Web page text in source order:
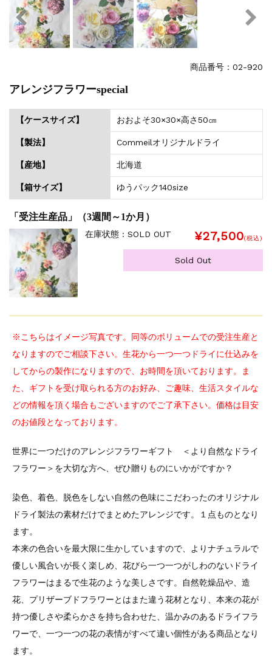
商品番号：02-920
アレンジフラワーspecial
【ケースサイズ】 おおよそ30×30×高さ50㎝
【製法】 Commeilオリジナルドライ
【産地】 北海道
【箱サイズ】 ゆうパック140size
「受注生産品」（3週間～1か月）
在庫状態 : SOLD OUT ¥27,500(税込)
Sold Out
※こちらはイメージ写真です。同等のボリュームでの受注生産と
なりますのでご相談下さい。生花から一つ一つドライに仕込みを
してからの製作になりますので、お時間を頂いております。ま
た、ギフトを受け取られる方のお好み、ご趣味、生活スタイルな
どの情報を頂く場合もございますのでご了承下さい。価格は目安
のお値段となっております。
世界に一つだけのアレンジフラワーギフト ＜より自然なドライ
フラワー＞を大切な方へ、ぜひ贈りものにいかがですか？
染色、着色、脱色をしない自然の色味にこだわったのオリジナル
ドライ製法の素材だけでまとめたアレンジです。１点ものとなり
ます。
本来の色合いを最大限に生かしていますので、よりナチュラルで
優しい風合いが長く楽しめ、花びら一つ一つがしわのないドライ
フラワーはまるで生花のような美しさです。自然乾燥品や、造
花、プリザーブドフラワーとはまた違う花材となり、本来の花が
持つ優しさや柔らかさを持ち合わせた、温かみのあるドライフラ
ワーで、一つ一つの花の表情がすべて違い個性がある商品となり
ます。